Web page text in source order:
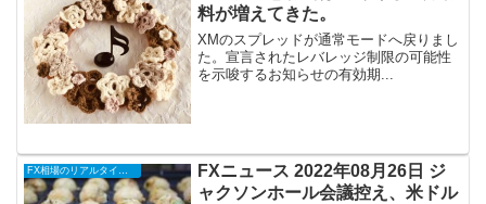
料が増えてきた。
XMのスプレッドが通常モードへ戻りまし
た。宣言されたレバレッジ制限の可能性
を示唆するお知らせの有効期...
FX相場のリアルタイム情報
FXニュース 2022年08月26日 ジ
ャクソンホール会議控え、米ドル